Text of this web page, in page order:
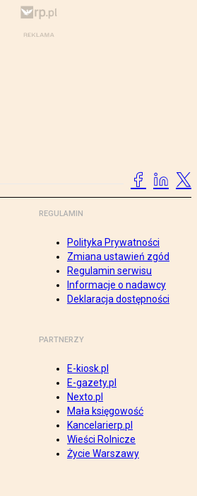
REGULAMIN
Polityka Prywatności
Zmiana ustawień zgód
Regulamin serwisu
Informacje o nadawcy
Deklaracja dostępności
PARTNERZY
E-kiosk.pl
E-gazety.pl
Nexto.pl
Mała księgowość
Kancelarierp.pl
Wieści Rolnicze
Życie Warszawy